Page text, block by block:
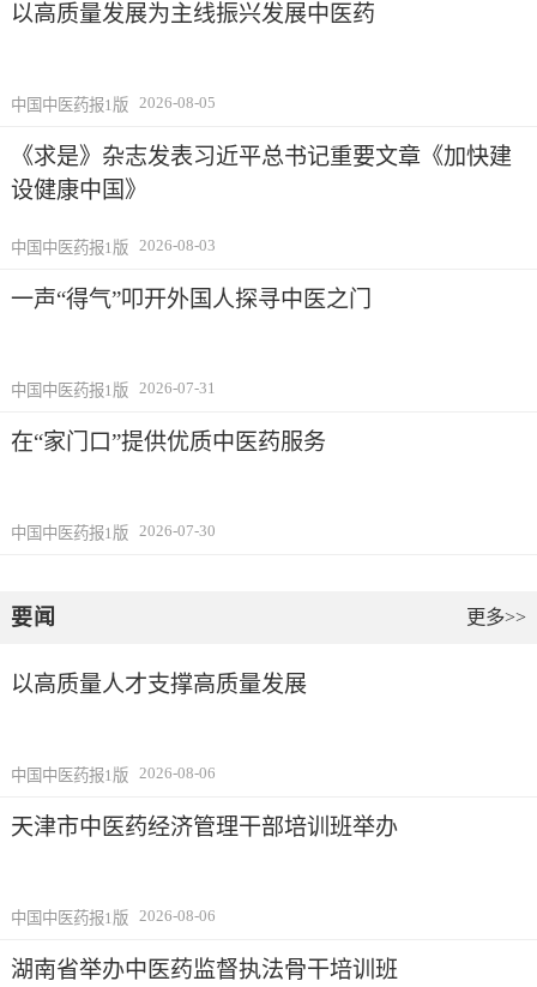
以高质量发展为主线振兴发展中医药
中国中医药报1版 2026-08-05
《求是》杂志发表习近平总书记重要文章《加快建
设健康中国》
中国中医药报1版 2026-08-03
一声“得气”叩开外国人探寻中医之门
中国中医药报1版 2026-07-31
在“家门口”提供优质中医药服务
中国中医药报1版 2026-07-30
要闻 更多>>
以高质量人才支撑高质量发展
中国中医药报1版 2026-08-06
天津市中医药经济管理干部培训班举办
中国中医药报1版 2026-08-06
湖南省举办中医药监督执法骨干培训班